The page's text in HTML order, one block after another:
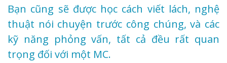
Bạn cũng sẽ được học cách viết lách, nghệ
thuật nói chuyện trước công chúng, và các
kỹ năng phỏng vấn, tất cả đều rất quan
trọng đối với một MC.